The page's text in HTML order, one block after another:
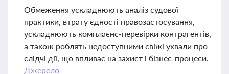
Обмеження ускладнюють аналіз судової
практики, втрату єдності правозастосування,
ускладнюють комплаєнс-перевірки контрагентів,
а також роблять недоступними свіжі ухвали про
слідчі дії, що впливає на захист і бізнес-процеси.
Джерело